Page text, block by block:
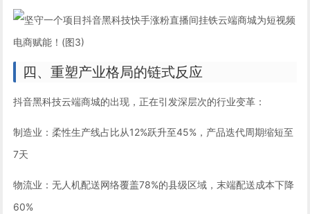
四、重塑产业格局的链式反应
抖音黑科技云端商城的出现，正在引发深层次的行业变革：
制造业：柔性生产线占比从12%跃升至45%，产品迭代周期缩短至
7天
物流业：无人机配送网络覆盖78%的县级区域，末端配送成本下降
60%